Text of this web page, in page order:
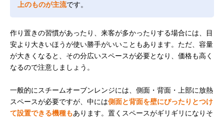
上のものが主流です。
作り置きの習慣があったり、来客が多かったりする場合には、目
安より大きいほうが使い勝手がいいこともあります。ただ、容量
が大きくなると、その分広いスペースが必要となり、価格も高く
なるので注意しましょう。
一般的にスチームオーブンレンジには、側面・背面・上部に放熱
スペースが必要ですが、中には側面と背面を壁にぴったりとつけ
て設置できる機種もあります。置くスペースがギリギリになりそ